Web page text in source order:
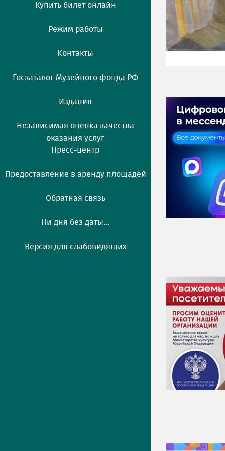
Купить билет онлайн
Режим работы
Контакты
Госкаталог Музейного фонда РФ
Издания
Независимая оценка качества
оказания услуг
Пресс-центр
Предоставление в аренду площадей
Обратная связь
Ни дня без даты...
Версия для слабовидящих